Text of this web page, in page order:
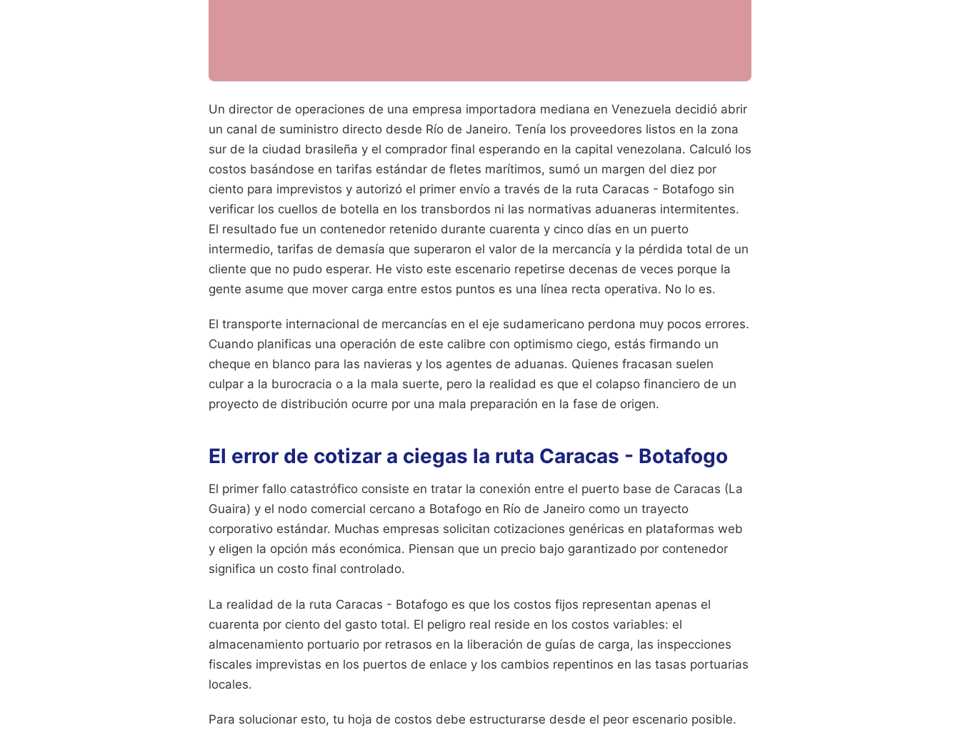
Un director de operaciones de una empresa importadora mediana en Venezuela decidió abrir
un canal de suministro directo desde Río de Janeiro. Tenía los proveedores listos en la zona
sur de la ciudad brasileña y el comprador final esperando en la capital venezolana. Calculó los
costos basándose en tarifas estándar de fletes marítimos, sumó un margen del diez por
ciento para imprevistos y autorizó el primer envío a través de la ruta Caracas - Botafogo sin
verificar los cuellos de botella en los transbordos ni las normativas aduaneras intermitentes.
El resultado fue un contenedor retenido durante cuarenta y cinco días en un puerto
intermedio, tarifas de demasía que superaron el valor de la mercancía y la pérdida total de un
cliente que no pudo esperar. He visto este escenario repetirse decenas de veces porque la
gente asume que mover carga entre estos puntos es una línea recta operativa. No lo es.
El transporte internacional de mercancías en el eje sudamericano perdona muy pocos errores.
Cuando planificas una operación de este calibre con optimismo ciego, estás firmando un
cheque en blanco para las navieras y los agentes de aduanas. Quienes fracasan suelen
culpar a la burocracia o a la mala suerte, pero la realidad es que el colapso financiero de un
proyecto de distribución ocurre por una mala preparación en la fase de origen.
El error de cotizar a ciegas la ruta Caracas - Botafogo
El primer fallo catastrófico consiste en tratar la conexión entre el puerto base de Caracas (La
Guaira) y el nodo comercial cercano a Botafogo en Río de Janeiro como un trayecto
corporativo estándar. Muchas empresas solicitan cotizaciones genéricas en plataformas web
y eligen la opción más económica. Piensan que un precio bajo garantizado por contenedor
significa un costo final controlado.
La realidad de la ruta Caracas - Botafogo es que los costos fijos representan apenas el
cuarenta por ciento del gasto total. El peligro real reside en los costos variables: el
almacenamiento portuario por retrasos en la liberación de guías de carga, las inspecciones
fiscales imprevistas en los puertos de enlace y los cambios repentinos en las tasas portuarias
locales.
Para solucionar esto, tu hoja de costos debe estructurarse desde el peor escenario posible.